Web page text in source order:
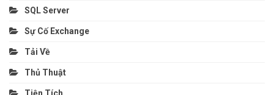
SQL Server
Sự Cố Exchange
Tải Về
Thủ Thuật
Tiện Tích